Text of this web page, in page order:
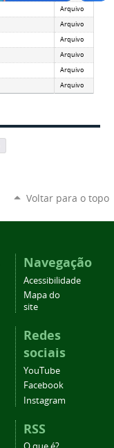
Arquivo
Arquivo
Arquivo
Arquivo
Arquivo
Arquivo
Voltar para o topo
Navegação
Acessibilidade
Mapa do
site
Redes
sociais
YouTube
Facebook
Instagram
RSS